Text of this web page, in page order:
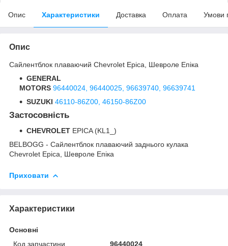
Опис Характеристики Доставка Оплата Умови
Опис
Сайлентблок плаваючий Chevrolet Epica, Шевроле Епіка
GENERAL
MOTORS 96440024, 96440025, 96639740, 96639741
SUZUKI 46110-86Z00, 46150-86Z00
Застосовність
CHEVROLET EPICA (KL1_)
BELBOGG - Сайлентблок плаваючий заднього кулака
Chevrolet Epica, Шевроле Епіка
Приховати
Характеристики
Основні
Код запчастини
96440024